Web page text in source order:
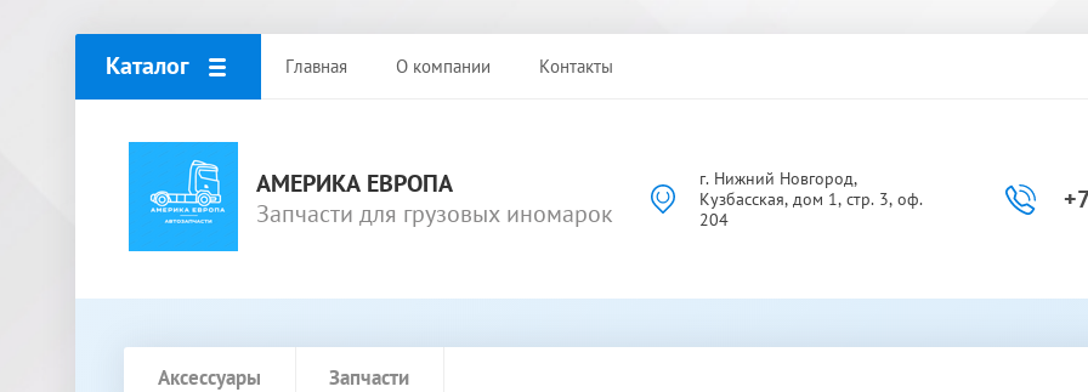
Каталог Главная О компании Контакты
АМЕРИКА ЕВРОПА
Запчасти для грузовых иномарок
г. Нижний Новгород,
Кузбасская, дом 1, стр. 3, оф.
204
Аксессуары Запчасти